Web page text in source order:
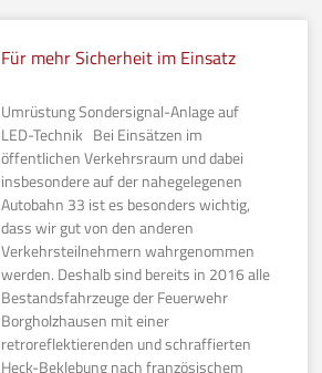
Für mehr Sicherheit im Einsatz
Umrüstung Sondersignal-Anlage auf
LED-Technik Bei Einsätzen im
öffentlichen Verkehrsraum und dabei
insbesondere auf der nahegelegenen
Autobahn 33 ist es besonders wichtig,
dass wir gut von den anderen
Verkehrsteilnehmern wahrgenommen
werden. Deshalb sind bereits in 2016 alle
Bestandsfahrzeuge der Feuerwehr
Borgholzhausen mit einer
retroreflektierenden und schraffierten
Heck-Beklebung nach französischem